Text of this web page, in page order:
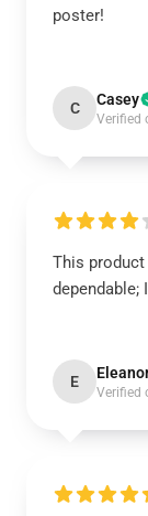
poster!
C Casey
Verified
This
dependable;
E
Verified